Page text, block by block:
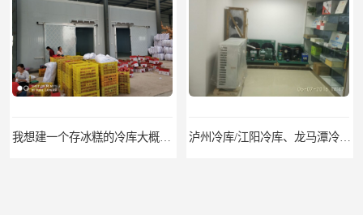
遂宁冻库/遂宁冻库价格/遂宁冻库安装